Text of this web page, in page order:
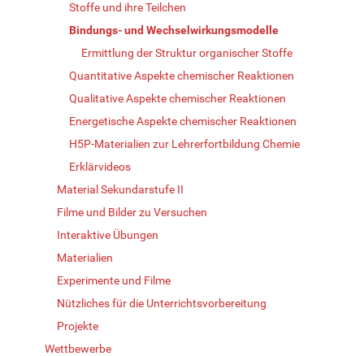
Stoffe und ihre Teilchen
Bindungs- und Wechselwirkungsmodelle
Ermittlung der Struktur organischer Stoffe
Quantitative Aspekte chemischer Reaktionen
Qualitative Aspekte chemischer Reaktionen
Energetische Aspekte chemischer Reaktionen
H5P-Materialien zur Lehrerfortbildung Chemie
Erklärvideos
Material Sekundarstufe II
Filme und Bilder zu Versuchen
Interaktive Übungen
Materialien
Experimente und Filme
Nützliches für die Unterrichtsvorbereitung
Projekte
Wettbewerbe